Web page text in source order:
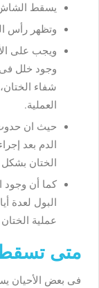
يسقط
وتظهر رأس
ويجب على
وجود خلل فى
شفاء
العملية.
حيث ان
الدم بعد
الختان
كما أن
البول لعدة
عملية
متى تسقط
فى بعض الأحيان